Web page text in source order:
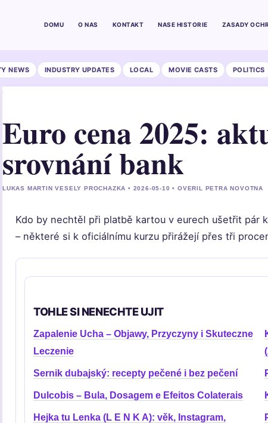
DOMU O NAS KONTAKT NASE HISTORIE ZASADY
NEWS INDUSTRY UPDATES LOCAL MOVIE CASTS POLITICS
Euro cena 2025:
srovnání bank
LUKAS MARTIN VESELY PROCHAZKA • 2026-05-10 • OVERIL PETRA NOVOTNA
Kdo by nechtěl při platbě kartou v eurech ušetřit pár
– některé si k oficiálnímu kurzu přirážejí přes tři
TOHLE SI NENECHTE UJIT
Zapalenie Ucha – Objawy, Przyczyny i Skuteczne
Leczenie
Sernik dubajský: recepty pečené i bez pečení
Dulcobis – Bula, Dosagem e Efeitos Colaterais
Hejka tu Lenka (L E N K A): věk, Instagram,